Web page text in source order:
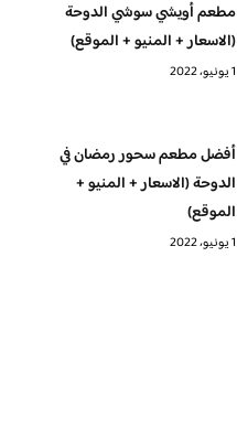
مطعم أويشي سوشي الدوحة
(الاسعار + المنيو + الموقع)
1 يونيو، 2022
أفضل مطعم سحور رمضان في
الدوحة (الاسعار + المنيو +
الموقع)
1 يونيو، 2022